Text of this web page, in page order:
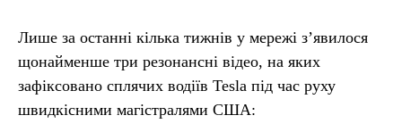
Лише за останні кілька тижнів у мережі з’явилося
щонайменше три резонансні відео, на яких
зафіксовано сплячих водіїв Tesla під час руху
швидкісними магістралями США: